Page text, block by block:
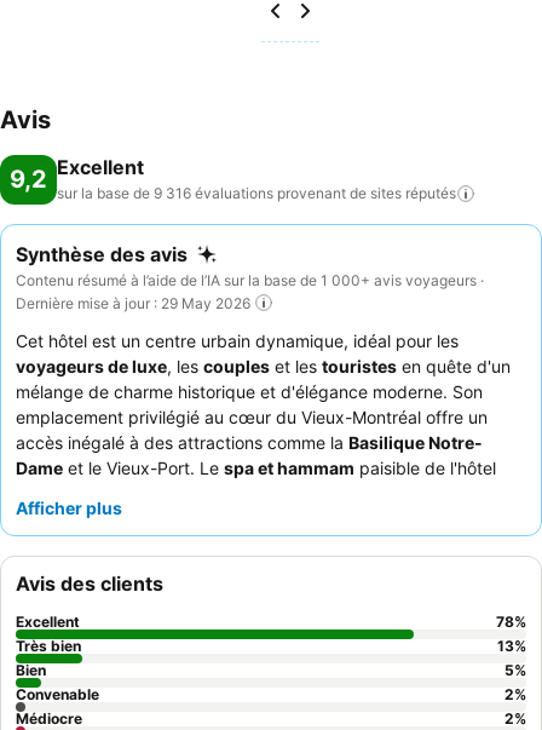
Avis
9,2 Excellent
sur la base de 9 316 évaluations provenant de sites réputés
Synthèse des avis
Contenu résumé à l’aide de l’IA sur la base de 1 000+ avis voyageurs ·
Dernière mise à jour : 29 May 2026
Cet hôtel est un centre urbain dynamique, idéal pour les
voyageurs de luxe, les couples et les touristes en quête d'un
mélange de charme historique et d'élégance moderne. Son
emplacement privilégié au cœur du Vieux-Montréal offre un
accès inégalé à des attractions comme la Basilique Notre-
Dame et le Vieux-Port. Le spa et hammam paisible de l'hôtel
louent constamment le personnel exceptionnel et la scène
et le
restaurant japonais Kyo
pensez à réserver une chambre aux étages supérieurs pour
profiter des vues panoramiques sur la ville.
Afficher plus
Avis des clients
Excellent 78%
Très bien
13%
Bien
5%
Convenable
2%
Médiocre
2%